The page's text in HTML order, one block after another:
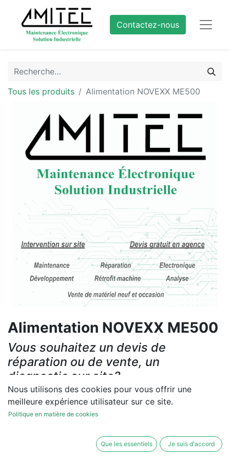
Contactez-nous
Tous les produits Alimentation NOVEXX ME500
Alimentation NOVEXX ME500
Vous souhaitez un devis de
réparation ou de vente, un
diagnostic sur site?
Contactez-nous
Les réparations et les ventes sont garanties
Nous utilisons des cookies pour vous offrir une
meilleure expérience utilisateur sur ce site.
Politique en matière de cookies
Que les essentiels Je suis d'accord